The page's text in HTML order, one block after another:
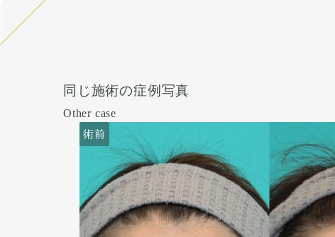
同じ施術の症例写真
Other case
術前